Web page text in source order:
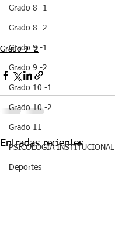
Grado 8 -1
Grado 8 -2
Grado 9 -1
Grado 9 -2
Grado 10 -1
Grado 10 -2
Grado 11
PSICOLOGÍA INSTITUCIONAL
Deportes
Grado 9 -2
Entradas recientes